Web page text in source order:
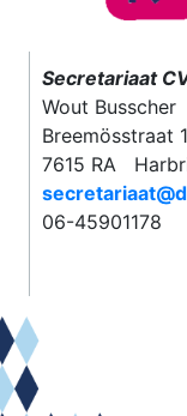
Secretariaat
Wout Busscher
Breemösstraat
7615 RA
06-45901178